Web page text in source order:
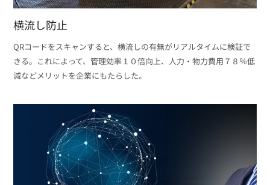
横流し防止
QRコードをスキャンすると、横流しの有無がリアルタイムに検証で
きる。これによって、管理効率１０倍向上、人力・物力費用７８％低
減などメリットを企業にもたらした。